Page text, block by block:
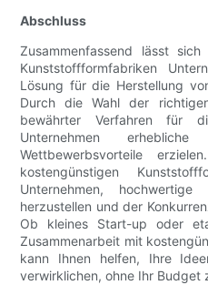
Abschluss
Zusammenfassend lässt
Kunststoffformfabriken
Lösung für die Herstellung
Durch die Wahl der
bewährter Verfahren für
Unternehmen erhebliche
Wettbewerbsvorteile
kostengünstigen
Unternehmen, hochwertige
herzustellen und der
Ob kleines Start-up oder
Zusammenarbeit mit
kann Ihnen helfen, Ihre
verwirklichen, ohne Ihr Budget